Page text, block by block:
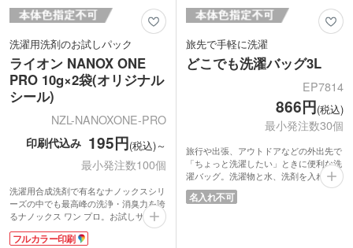
洗濯用洗剤のお試しパック
ライオン NANOX ONE
PRO 10g×2袋(オリジナル
シール)
NZL-NANOXONE-PRO
印刷代込み 195円(税込)～
最小発注数100個
洗濯用合成洗剤で有名なナノックスシリ
ーズの中でも最高峰の洗浄・消臭力を誇
るナノックス ワン プロ。お試しサイズ2
袋がセットになった商品です。化粧箱表
面に貼るシールをフルカラーでオリジナ
フルカラー印刷
旅先で手軽に洗濯
どこでも洗濯バッグ3L
EP7814
866円(税込)
最小発注数30個
旅行や出張、アウトドアなどの外出先で
「ちょっと洗濯したい」ときに便利な洗
濯バッグ。洗濯物と水、洗剤を入れて上
下に振るだけで手軽に簡易洗濯ができま
す。バッグにはバルブが付いているため
名入れ不可